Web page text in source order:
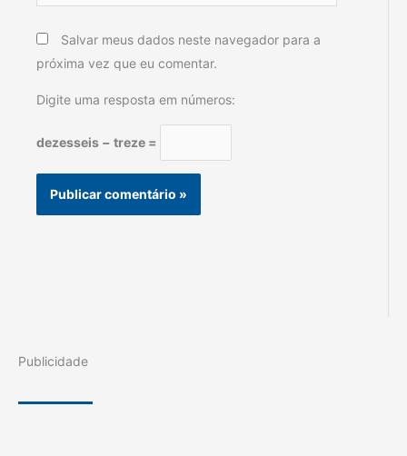
Salvar meus dados neste navegador para a
próxima vez que eu comentar.
Digite uma resposta em números:
dezesseis − treze =
Publicidade